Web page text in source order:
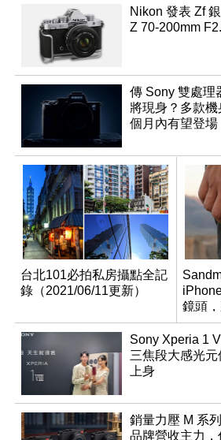
Nikon 發表 Zf
Z 70-200mm
傳 Sony 雙處理
將現身？多款
個月內有望登場
台北101必拍私房攝點全記
錄（2021/06/11更新）
鏡頭
升至
Sony Xperia 1
三焦段大感光
上身
銷量力壓 M 系
品牌營收主力